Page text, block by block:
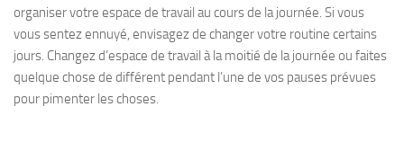
organiser votre espace de travail au cours de la journée. Si vous
vous sentez ennuyé, envisagez de changer votre routine certains
jours. Changez d’espace de travail à la moitié de la journée ou faites
quelque chose de différent pendant l’une de vos pauses prévues
pour pimenter les choses.